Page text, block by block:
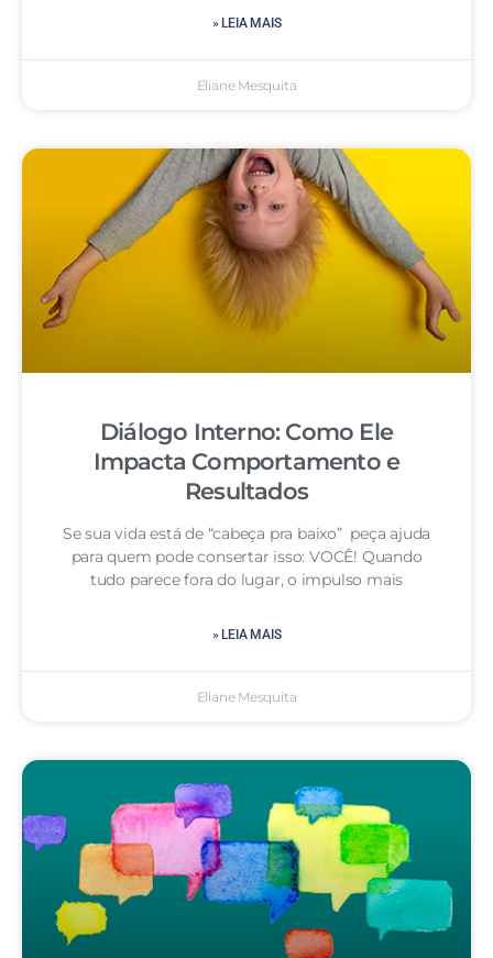
» LEIA MAIS
Eliane Mesquita
Diálogo Interno: Como Ele
Impacta Comportamento e
Resultados
Se sua vida está de “cabeça pra baixo” peça ajuda
para quem pode consertar isso: VOCÊ! Quando
tudo parece fora do lugar, o impulso mais
» LEIA MAIS
Eliane Mesquita